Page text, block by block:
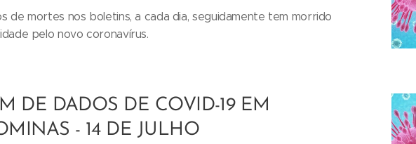
de mortes nos boletins, a cada dia, seguidamente tem morrido
pelo novo coronavírus.
DE DADOS DE COVID-19 EM
- 14 DE JULHO